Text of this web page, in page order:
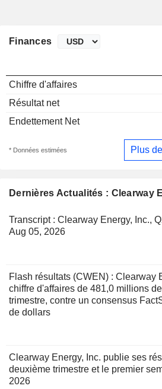
Dernières Actualités : Clearway
Transcript : Clearway Energy, Inc.,
Aug 05, 2026
Flash résultats (CWEN) : Clearway
chiffre d'affaires de 481,0 millions
trimestre, contre un consensus
de dollars
Clearway Energy, Inc. publie ses
deuxième trimestre et le premier
2026
Finances
Chiffre d'affaires
Résultat net
Endettement Net
* Données estimées Plus